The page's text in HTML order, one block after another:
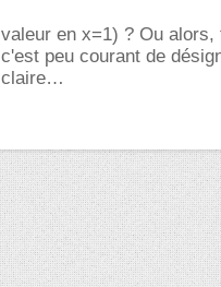
valeur en x=1) ? Ou
c'est peu courant de
claire